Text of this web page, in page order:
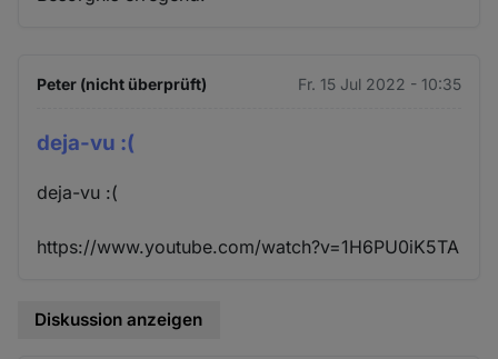
Peter (nicht überprüft) Fr. 15 Jul 2022 - 10:35
deja-vu :(
deja-vu :(
https://www.youtube.com/watch?v=1H6PU0iK5TA
Diskussion anzeigen